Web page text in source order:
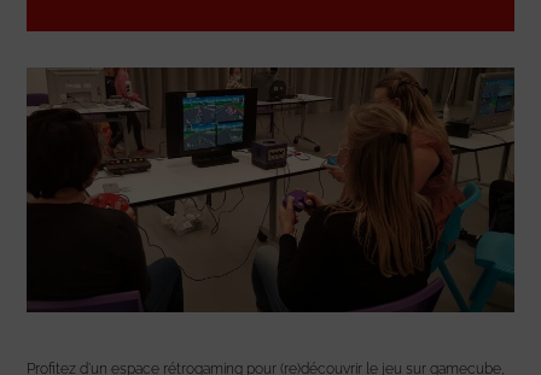
Profitez d’un espace rétrogaming pour (re)découvrir le jeu sur gamecube,